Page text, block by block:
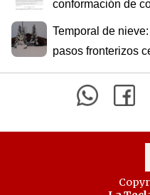
conformación de
Temporal de
pasos fronterizos